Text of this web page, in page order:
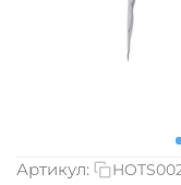
Артикул: